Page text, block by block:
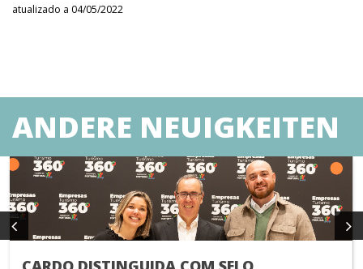
atualizado a 04/05/2022
ANDERE NEUIGKEITEN